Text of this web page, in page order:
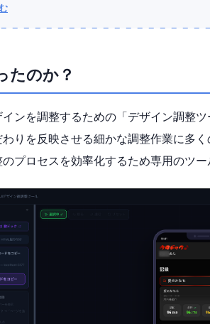
素養はあるものの、プログラミングはまっ
、長く温めてきた「作りたい」というエネ
境遇の方も多いと思います。ぜひ参考にし
たのか？
ンを調整するための「デザイン調整ツ
りを反映させる細かな調整作業に多く
プロセスを効率化するため専用のツー